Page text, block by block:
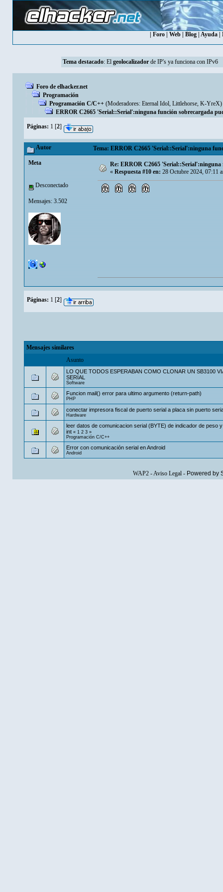
Foro Web Blog Ayuda
Tema destacado: El geolocalizadorde IP's ya funciona con IPv6
Foro de elhacker.net
Programación
Programación C/C++ (Moderadores: Eternal Idol, Littlehorse, K-YreX)
ERROR C2665 'Serial::Serial':ninguna función sobrecargada
Páginas: 1 [2]
Autor Tema: ERROR C2665 'Serial::Serial':ninguna
Meta
Desconectado
Mensajes: 3.502
Re: ERROR C2665
«Respuesta #10 en:28 Octubre 2024, 07:11
Páginas: 1 [2]
Mensajes similares
Asunto
LO QUE TODOS ESPERABAN COMO CLONAR UN SB3100
SERIAL
Software
Funcion mail() error para ultimo argumento (return-path)
PHP
conectar impresora fiscal de puerto serial a placa sin puerto
Hardware
leer datos de comunicacion serial (BYTE) de indicador de peso
int «1 2 3»
Programación C/C++
Error con comunicación serial en Android
Android
WAP2-Aviso Legal- Powered by